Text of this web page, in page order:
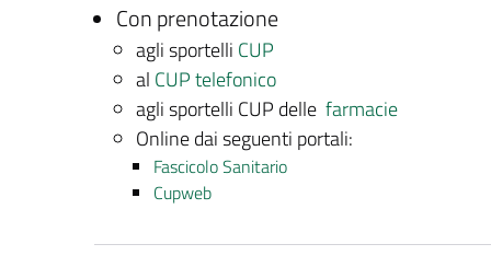
Con prenotazione
agli sportelli CUP
al CUP telefonico
agli sportelli CUP delle farmacie
Online dai seguenti portali:
Fascicolo Sanitario
Cupweb